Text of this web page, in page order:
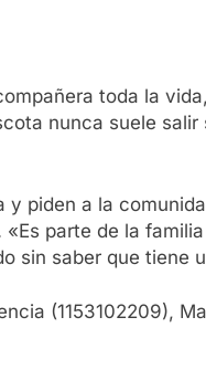
toda la
nunca suele
piden a la
parte de la
sin saber que tiene
(1153102209),